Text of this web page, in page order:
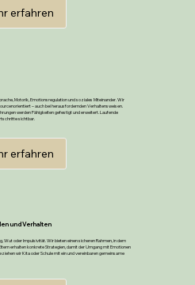
erfahren
Motorik, Emotionsregulation und soziales Miteinander. Wir
– auch bei herausfordernden Verhaltensweisen.
werden Fähigkeiten gefestigt und erweitert. Laufende
sichtbar.
erfahren
und Verhalten
Wut oder Impulsivität. Wir bieten einen sicheren Rahmen, in dem
erhalten konkrete Strategien, damit der Umgang mit Emotionen
wir Kita oder Schule mit ein und vereinbaren gemeinsame